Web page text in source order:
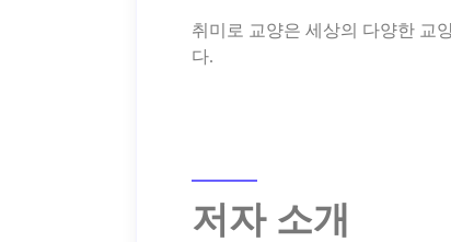
취미로 교양은 세상의 다양한 교
저자 소개